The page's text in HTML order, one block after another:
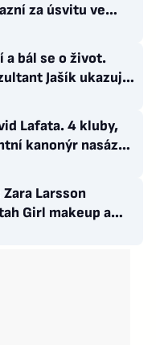
za úsvitu ve
a bál se o život.
Jašík ukazuje,
existuje
Lafata. 4 kluby,
kanonýr nasázel
gólů
Zara Larsson
Girl makeup a
nový